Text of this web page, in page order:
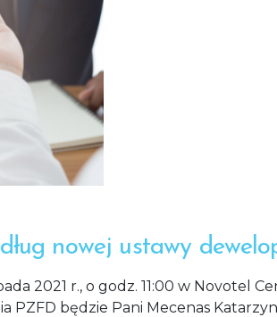
nowej ustawy
2021 r., o godz. 11:00 w Novotel
będzie Pani Mecenas